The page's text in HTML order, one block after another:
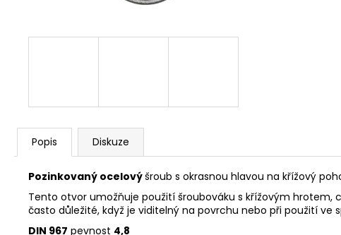
Popis Diskuze
Pozinkovaný ocelovýšroub s okrasnou hlavou na křížový
Tento otvor umožňuje použití šroubováku s křížovým hrotem,
často důležité, když je viditelný na povrchu nebo při použití
DIN 967 pevnost 4,8